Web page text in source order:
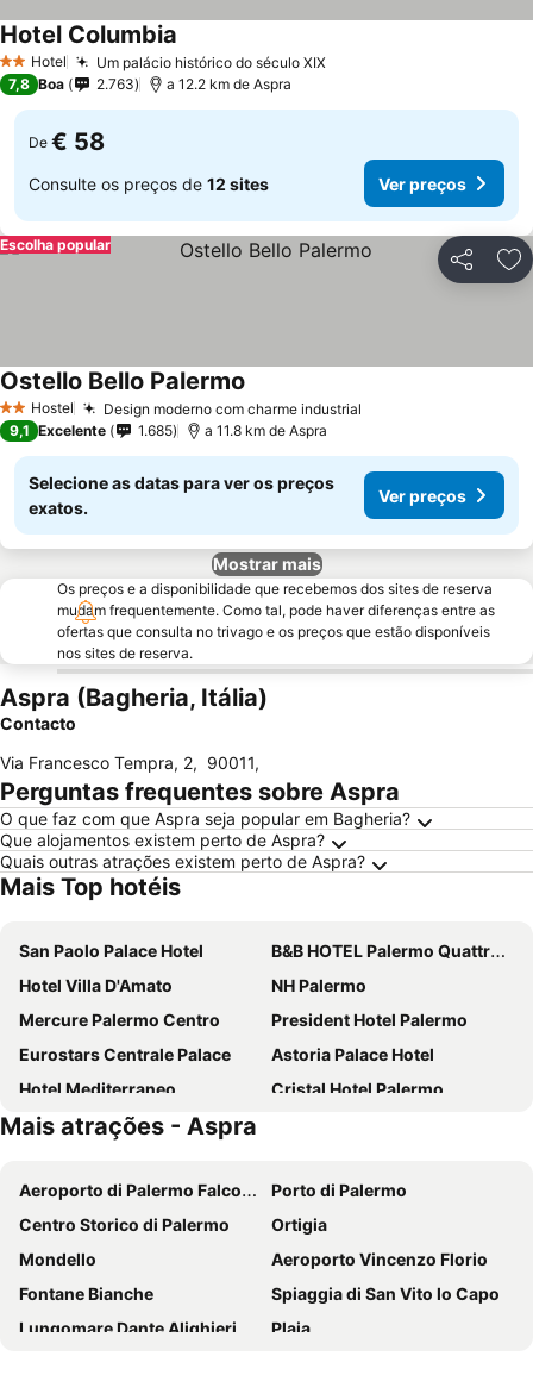
2 Estrelas
Hotel Um palácio histórico do século XIX
Hotel Columbia
7,8 Boa 2.763 a 12.2 km de Aspra
De € 58
Consulte os preços de 12 sites Ver preços
Partilhar
Escolha popular
2 Estrelas
Hostel Design moderno com charme industrial
Ostello Bello Palermo
9,1 Excelente 1.685 a 11.8 km de Aspra
Selecione as datas para ver os preços
exatos.
Ver preços
Mostrar mais
Os preços e a disponibilidade que recebemos dos sites de reserva
mudam frequentemente. Como tal, pode haver diferenças entre as
ofertas que consulta no trivago e os preços que estão disponíveis
nos sites de reserva.
Aspra (Bagheria, Itália)
Contacto
Via Francesco Tempra, 2, 90011,
Perguntas frequentes sobre Aspra
O que faz com que Aspra seja popular em Bagheria?
Que alojamentos existem perto de Aspra?
Quais outras atrações existem perto de Aspra?
Mais Top hotéis
San Paolo Palace Hotel
B&B HOTEL Palermo Quattro Canti
Hotel Villa D'Amato
NH Palermo
Mercure Palermo Centro
President Hotel Palermo
Eurostars Centrale Palace
Astoria Palace Hotel
Hotel Mediterraneo
Cristal Hotel Palermo
55 Aira
Albergo Athenaeum
38 Aira Hotels
Porta di Castro Boutique Hotel & SPA
Grand Hotel Piazza Borsa
Hotel Bel 3
Casena Dei Colli, Sure Hotel Collection By Best Western
La Serenissima Hotel
Hotel del Centro
Artemisia Palace Hotel
Hotel Politeama
Mais atrações - Aspra
Aeroporto di Palermo Falcone E Borsellino
Porto di Palermo
Centro Storico di Palermo
Ortigia
Mondello
Aeroporto Vincenzo Florio
Fontane Bianche
Spiaggia di San Vito lo Capo
Lungomare Dante Alighieri
Plaia